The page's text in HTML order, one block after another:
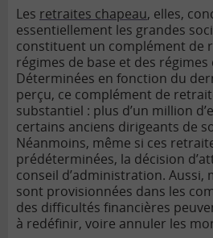
Les retraites chapeau, elles,
essentiellement les grandes
constituent un complément de
régimes de base et des
Déterminées en fonction du
perçu, ce complément de
substantiel : plus d’un million
certains anciens dirigeants de
Néanmoins, même si ces
prédéterminées, la décision
conseil d’administration. Aussi,
sont provisionnées dans les
des difficultés financières
à redéfinir, voire annuler les